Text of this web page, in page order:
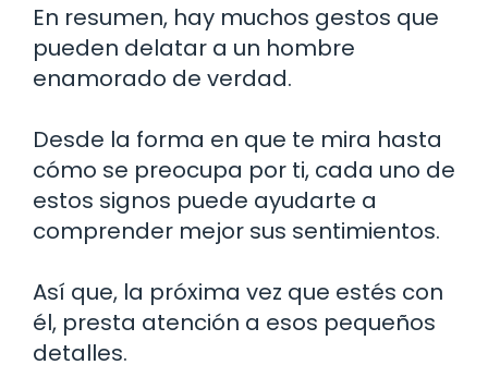
En resumen, hay muchos gestos que
pueden delatar a un hombre
enamorado de verdad.
Desde la forma en que te mira hasta
cómo se preocupa por ti, cada uno de
estos signos puede ayudarte a
comprender mejor sus sentimientos.
Así que, la próxima vez que estés con
él, presta atención a esos pequeños
detalles.